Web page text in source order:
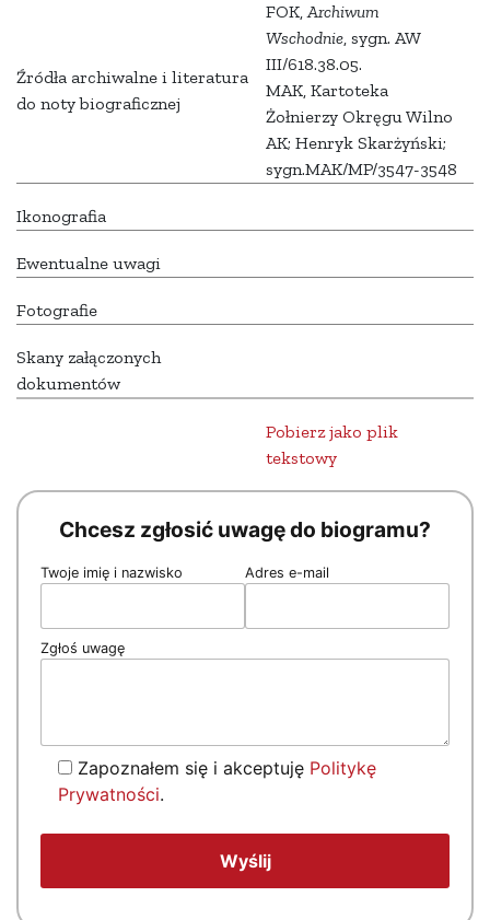
Źródła archiwalne i literatura
do noty biograficznej
FOK,Archiwum
Wschodnie, sygn. AW
III/618.38.05.
MAK, Kartoteka
Żołnierzy Okręgu Wilno
AK; Henryk Skarżyński;
sygn.MAK/MP/3547-3548
Ikonografia
Ewentualne uwagi
Fotografie
Skany załączonych
dokumentów
Pobierz jako plik
tekstowy
Chcesz zgłosić uwagę do biogramu?
Twoje imię i nazwisko Adres e-mail
Zgłoś uwagę
Zapoznałem się i akceptuję Politykę
Prywatności.